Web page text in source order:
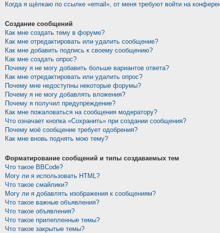
Когда я щёлкаю по ссылке «email», от меня требуют войти на
Создание сообщений
Как мне создать тему в форуме?
Как мне отредактировать или удалить сообщение?
Как мне добавить подпись к своему сообщению?
Как мне создать опрос?
Почему я не могу добавить больше вариантов ответа?
Как мне отредактировать или удалить опрос?
Почему мне недоступны некоторые форумы?
Почему я не могу добавлять вложения?
Почему я получил предупреждение?
Как мне пожаловаться на сообщения модератору?
Что означает кнопка «Сохранить» при создании сообщения?
Почему моё сообщение требует одобрения?
Как мне вновь поднять мою тему?
Форматирование сообщений и типы создаваемых тем
Что такое BBCode?
Могу ли я использовать HTML?
Что такое смайлики?
Могу ли я добавлять изображения к сообщениям?
Что такое важные объявления?
Что такое объявления?
Что такое прилепленные темы?
Что такое закрытые темы?